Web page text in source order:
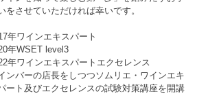
をさせていただければ幸いです。
年ワインエキスパート
年WSET level3
年ワインエキスパートエクセレンス
ンバーの店長をしつつソムリエ・ワインエキ
ート及びエクセレンスの試験対策講座を開講